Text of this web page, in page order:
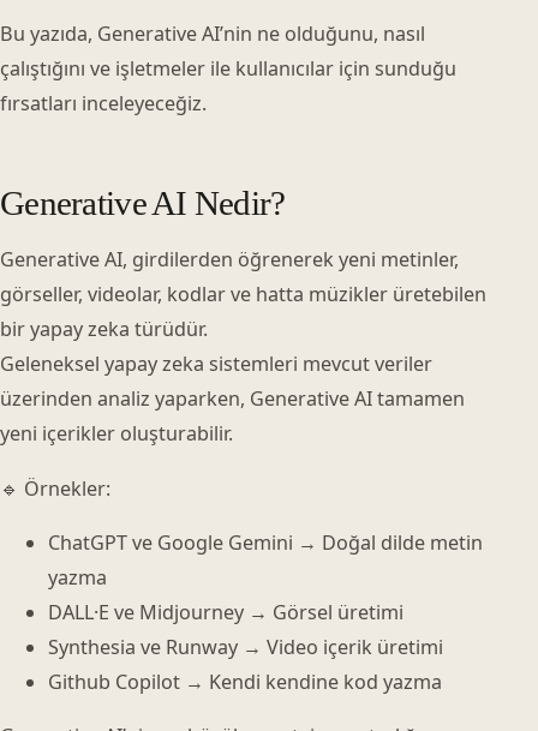
Bu yazıda, Generative AI’nin ne olduğunu, nasıl
çalıştığını ve işletmeler ile kullanıcılar için sunduğu
fırsatları inceleyeceğiz.
Generative AI Nedir?
Generative AI, girdilerden öğrenerek yeni metinler,
görseller, videolar, kodlar ve hatta müzikler üretebilen
bir yapay zeka türüdür.
Geleneksel yapay zeka sistemleri mevcut veriler
üzerinden analiz yaparken, Generative AI tamamen
yeni içerikler oluşturabilir.
🔹 Örnekler:
ChatGPT ve Google Gemini → Doğal dilde metin
yazma
DALL·E ve Midjourney → Görsel üretimi
Synthesia ve Runway → Video içerik üretimi
Github Copilot → Kendi kendine kod yazma